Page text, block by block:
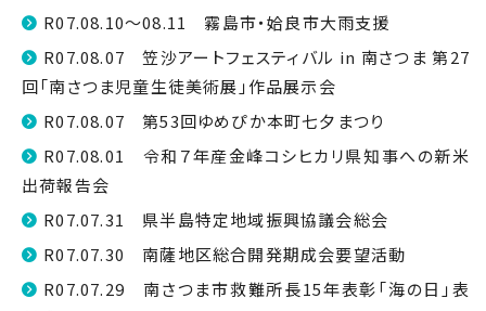
R07.08.10～08.11 霧島市・姶良市大雨支援
R07.08.07 笠沙アートフェスティバル in 南さつま 第27
回「南さつま児童生徒美術展」作品展示会
R07.08.07 第53回ゆめぴか本町七夕まつり
R07.08.01 令和７年産金峰コシヒカリ県知事への新米
出荷報告会
R07.07.31 県半島特定地域振興協議会総会
R07.07.30 南薩地区総合開発期成会要望活動
R07.07.29 南さつま市救難所長15年表彰「海の日」表